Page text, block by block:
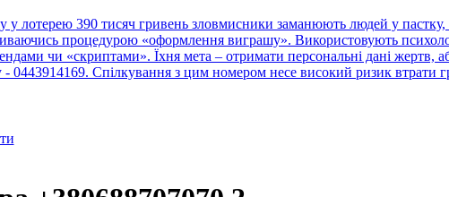
лотерею 390 тисяч гривень зловмисники заманюють людей у пастку,
процедурою «оформлення виграшу». Використовують
чи «скриптами». Їхня мета – отримати персональні дані жертв,
- 0443914169. Спілкування з цим номером несе високий ризик втрати